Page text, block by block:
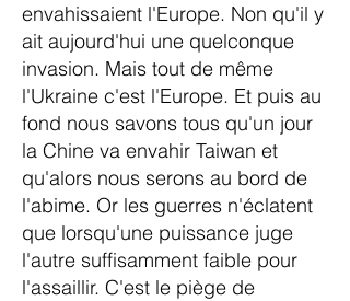
envahissaient l'Europe. Non qu'il y
ait aujourd'hui une quelconque
invasion. Mais tout de même
l'Ukraine c'est l'Europe. Et puis au
fond nous savons tous qu'un jour
la Chine va envahir Taiwan et
qu'alors nous serons au bord de
l'abime. Or les guerres n'éclatent
que lorsqu'une puissance juge
l'autre suffisamment faible pour
l'assaillir. C'est le piège de